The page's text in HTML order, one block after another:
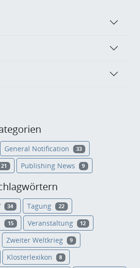
General Notification 33
21 Publishing News 9
34 Tagung 22
15 Veranstaltung 12
Zweiter Weltkrieg 9
Klosterlexikon 8